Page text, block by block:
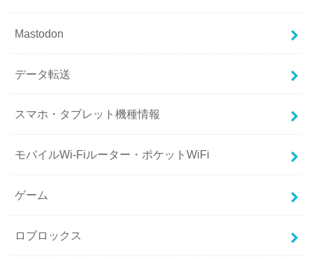
Mastodon
データ転送
スマホ・タブレット機種情報
モバイルWi-Fiルーター・ポケットWiFi
ゲーム
ロブロックス